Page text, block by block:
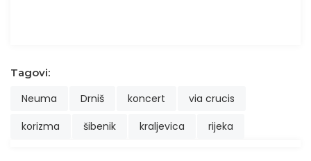
Tagovi:
Neuma Drniš koncert
via crucis
korizma
šibenik kraljevica rijeka